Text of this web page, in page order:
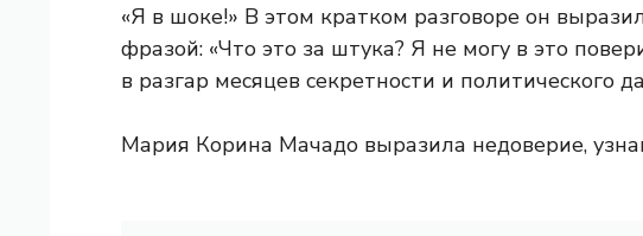
«Я в шоке!» В этом кратком разговоре он
фразой: «Что это за штука? Я не могу в это
в разгар месяцев секретности и политического
Мария Корина Мачадо выразила недоверие,